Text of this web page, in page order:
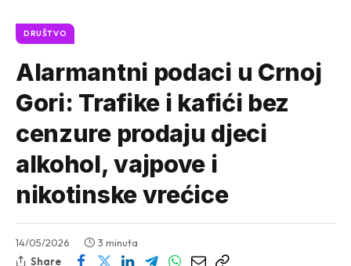
DRUŠTVO
Alarmantni podaci u Crnoj
Gori: Trafike i kafići bez
cenzure prodaju djeci
alkohol, vajpove i
nikotinske vrećice
14/05/2026
3 minuta
Share